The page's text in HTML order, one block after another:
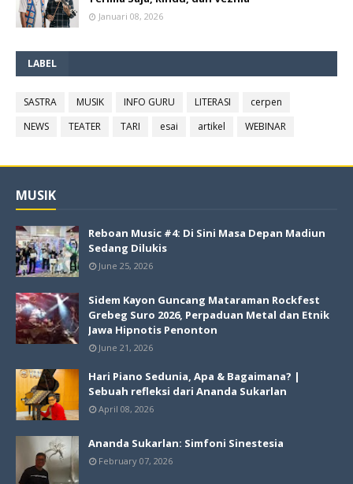
Januari 08, 2026
LABEL
SASTRA MUSIK INFO GURU LITERASI
cerpen
NEWS
TEATER TARI esai artikel WEBINAR
MUSIK
Reboan Music #4: Di Sini Masa Depan Madiun
Sedang Dilukis
June 25, 2026
Sidem Kayon Guncang Mataraman Rockfest
Grebeg Suro 2026, Perpaduan Metal dan Etnik
Jawa Hipnotis Penonton
June 21, 2026
Hari Piano Sedunia, Apa & Bagaimana? |
Sebuah refleksi dari Ananda Sukarlan
April 08, 2026
Ananda Sukarlan: Simfoni Sinestesia
February 07, 2026